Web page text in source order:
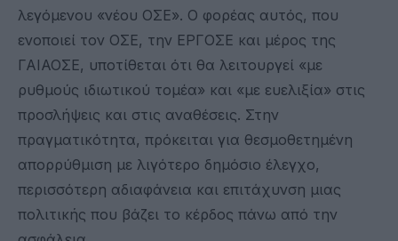
λεγόμενου «νέου ΟΣΕ». Ο φορέας αυτός, που
ενοποιεί τον ΟΣΕ, την ΕΡΓΟΣΕ και μέρος της
ΓΑΙΑΟΣΕ, υποτίθεται ότι θα λειτουργεί «με
ρυθμούς ιδιωτικού τομέα» και «με ευελιξία» στις
προσλήψεις και στις αναθέσεις. Στην
πραγματικότητα, πρόκειται για θεσμοθετημένη
απορρύθμιση με λιγότερο δημόσιο έλεγχο,
περισσότερη αδιαφάνεια και επιτάχυνση μιας
πολιτικής που βάζει το κέρδος πάνω από την